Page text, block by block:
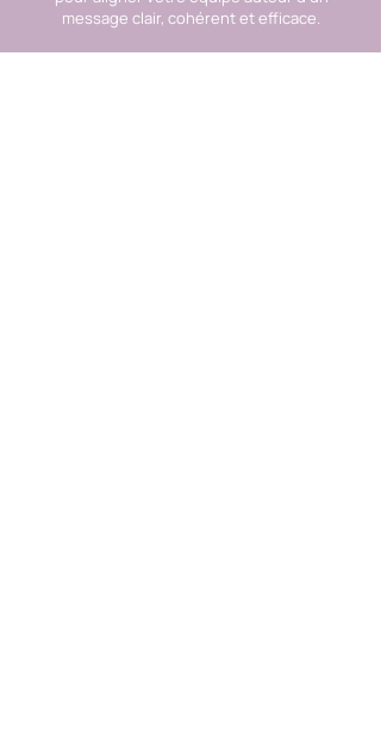
message clair, cohérent et efficace.